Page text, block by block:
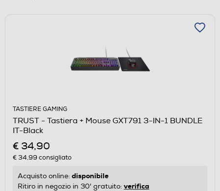
TASTIERE GAMING
TRUST - Tastiera + Mouse GXT791 3-IN-1 BUNDLE
IT-Black
€ 34,90
€ 34,99 consigliato
Acquisto online: disponibile
Ritiro in negozio in 30' gratuito: verifica